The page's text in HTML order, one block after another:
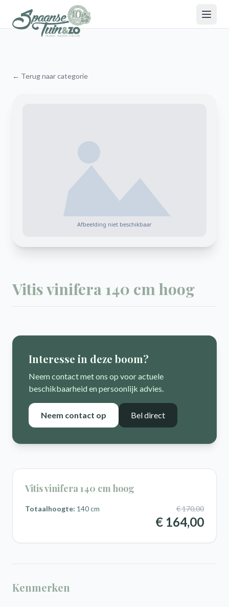
← Terug naar categorie
Vitis vinifera 140 cm hoog
Interesse in deze boom?
Neem contact met ons op voor actuele
beschikbaarheid en persoonlijk advies.
Neem contact op Bel direct
Vitis vinifera 140 cm hoog
Totaalhoogte: 140 cm € 170,00
€ 164,00
Kenmerken